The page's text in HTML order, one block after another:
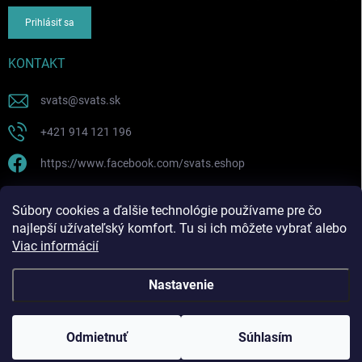
Súbory cookies a ďalšie technológie používame pre čo
najlepší užívateľský komfort. Tu si ich môžete vybrať alebo
Viac informácií
Nastavenie
Odmietnuť Súhlasím
Prihlásiť sa
KONTAKT
svats@svats.sk
+421 914 121 196
https://www.facebook.com/svats.eshop
PRIJÍMAME ONLINE PLATBY
Vytvoril Shoptet
Copyright 2026 SVATS SK ! eshop . Všetky práva vyhradené.